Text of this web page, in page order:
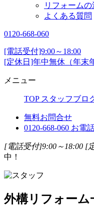
リフォームの
よくある質問
0120-668-060
[電話受付]9:00～18:00
[定休日]年中無休（年末
メニュー
TOP スタッフブロ
無料お問合せ
0120-668-060 お電
[電話受付]9:00～18:00 [
中！
外構リフォーム